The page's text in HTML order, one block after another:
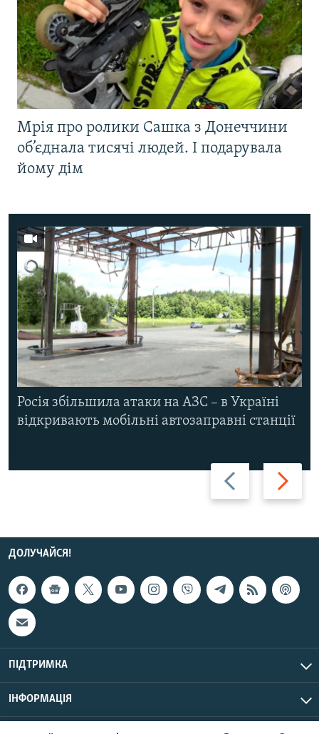
Мрія про ролики Сашка з Донеччини
об’єднала тисячі людей. І подарувала
йому дім
Назад Вперед
Росія збільшила атаки на АЗС – в Україні
відкривають мобільні автозаправні станції
ДОЛУЧАЙСЯ!
ПІДТРИМКА
ІНФОРМАЦІЯ